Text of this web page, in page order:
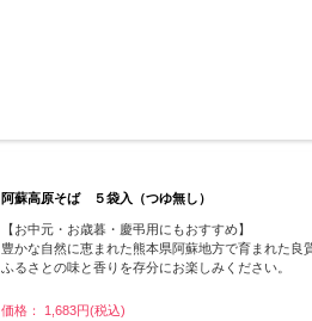
阿蘇高原そば ５袋入（つゆ無し）
【お中元・お歳暮・慶弔用にもおすすめ】
豊かな自然に恵まれた熊本県阿蘇地方で育まれた良
ふるさとの味と香りを存分にお楽しみください。
価格： 1,683円(税込)